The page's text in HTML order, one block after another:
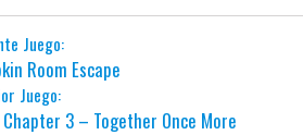
Juego:
Room Escape
Juego:
3 – Together Once More